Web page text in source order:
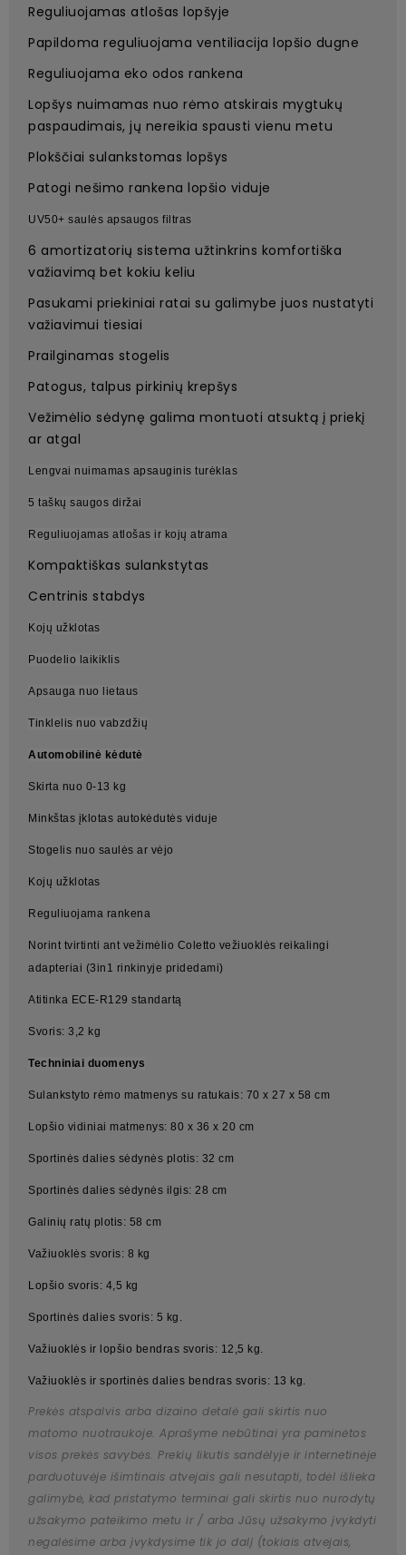
Reguliuojamas atlošas lopšyje
Papildoma reguliuojama ventiliacija lopšio dugne
Reguliuojama eko odos rankena
Lopšys nuimamas nuo rėmo atskirais mygtukų
paspaudimais, jų nereikia spausti vienu metu
Plokščiai sulankstomas lopšys
Patogi nešimo rankena lopšio viduje
UV50+ saulės apsaugos filtras
6 amortizatorių sistema užtinkrins komfortiška
važiavimą bet kokiu keliu
Pasukami priekiniai ratai su galimybe juos nustatyti
važiavimui tiesiai
Prailginamas stogelis
Patogus, talpus pirkinių krepšys
Vežimėlio sėdynę galima montuoti atsuktą į priekį
ar atgal
Lengvai nuimamas apsauginis turėklas
5 taškų saugos diržai
Reguliuojamas atlošas ir kojų atrama
Kompaktiškas sulankstytas
Centrinis stabdys
Kojų užklotas
Puodelio laikiklis
Apsauga nuo lietaus
Tinklelis nuo vabzdžių
Automobilinė kėdutė
Skirta nuo 0-13 kg
Minkštas įklotas autokėdutės viduje
Stogelis nuo saulės ar vėjo
Kojų užklotas
Reguliuojama rankena
Norint tvirtinti ant vežimėlio Coletto vežiuoklės reikalingi
adapteriai (3in1 rinkinyje pridedami)
Atitinka ECE-R129 standartą
Svoris: 3,2 kg
Techniniai duomenys
Sulankstyto rėmo matmenys su ratukais: 70 x 27 x 58 cm
Lopšio vidiniai matmenys: 80 x 36 x 20 cm
Sportinės dalies sėdynės plotis: 32 cm
Sportinės dalies sėdynės ilgis: 28 cm
Galinių ratų plotis: 58 cm
Važiuoklės svoris: 8 kg
Lopšio svoris: 4,5 kg
Sportinės dalies svoris: 5 kg.
Važiuoklės ir lopšio bendras svoris: 12,5 kg.
Važiuoklės ir sportinės dalies bendras svoris: 13 kg.
Prekės atspalvis arba dizaino detalė gali skirtis nuo
matomo nuotraukoje. Aprašyme nebūtinai yra paminėtos
visos prekės savybės. Prekių likutis sandėlyje ir internetinėje
parduotuvėje išimtinais atvejais gali nesutapti, todėl išlieka
galimybė, kad pristatymo terminai gali skirtis nuo nurodytų
užsakymo pateikimo metu ir / arba Jūsų užsakymo įvykdyti
negalėsime arba įvykdysime tik jo dalį (tokiais atvejais,